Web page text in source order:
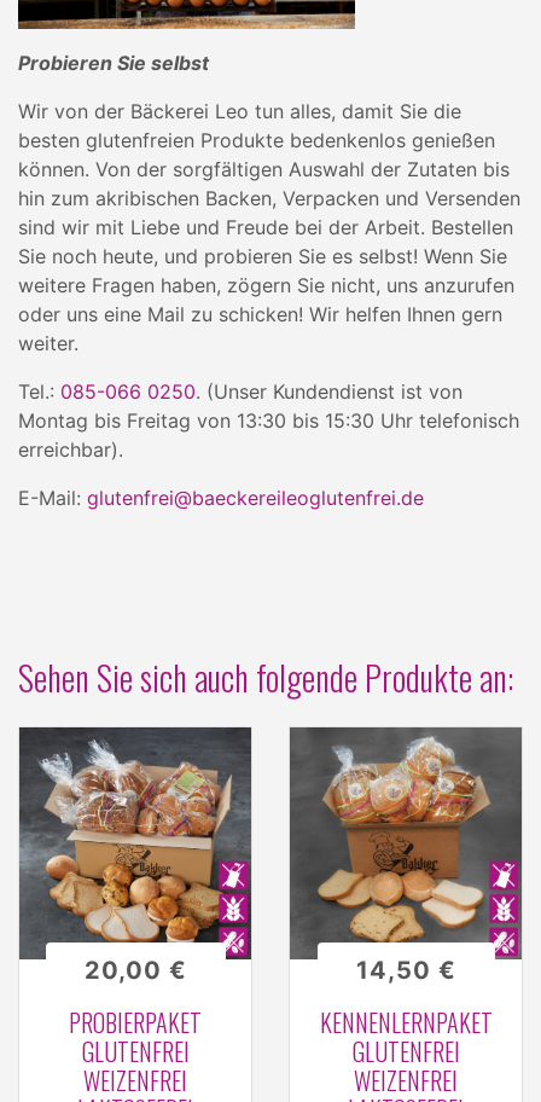
Probieren Sie selbst
Wir von der Bäckerei Leo tun alles, damit Sie die
besten glutenfreien Produkte bedenkenlos genießen
können. Von der sorgfältigen Auswahl der Zutaten bis
hin zum akribischen Backen, Verpacken und Versenden
sind wir mit Liebe und Freude bei der Arbeit. Bestellen
Sie noch heute, und probieren Sie es selbst! Wenn Sie
weitere Fragen haben, zögern Sie nicht, uns anzurufen
oder uns eine Mail zu schicken! Wir helfen Ihnen gern
weiter.
Tel.: 085-066 0250. (Unser Kundendienst ist von
Montag bis Freitag von 13:30 bis 15:30 Uhr telefonisch
erreichbar).
E-Mail: glutenfrei@baeckereileoglutenfrei.de
Sehen Sie sich auch folgende Produkte an:
PROBIERPAKET
GLUTENFREI
WEIZENFREI
20,00 €
KENNENLERNPAKET
GLUTENFREI
WEIZENFREI
14,50 €